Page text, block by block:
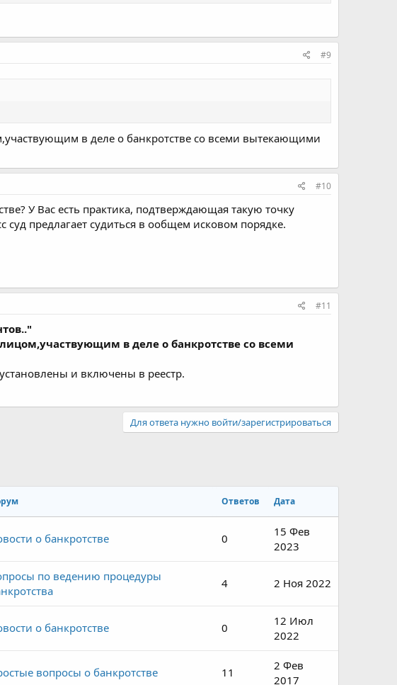
#9
в деле о банкротстве со всеми вытекающими
#10
У Вас есть практика, подтверждающая такую точку
предлагает судиться в ообщем исковом порядке.
#11
в деле о банкротстве со всеми
и включены в реестр.
Для ответа нужно войти/зарегистрироваться
Ответов Дата
о банкротстве 0
15 Фев
2023
по ведению процедуры
4 2 Ноя 2022
о банкротстве 0
12 Июл
2022
вопросы о банкротстве 11
2 Фев
2017